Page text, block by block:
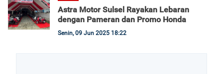
Astra Motor Sulsel Rayakan Lebaran
dengan Pameran dan Promo Honda
Senin, 09 Jun 2025 18:22